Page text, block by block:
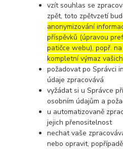
vzít souhlas se
zpět, toto zpětvzetí
anonymizování
příspěvků (úpravou
patičce webu), popř.
kompletní výmaz
požadovat po Správci
údaje zpracovává
vyžádat si u Správce
osobním údajům a
u automatizovaně
jejich přenositelnost
nechat vaše
nebo opravit,